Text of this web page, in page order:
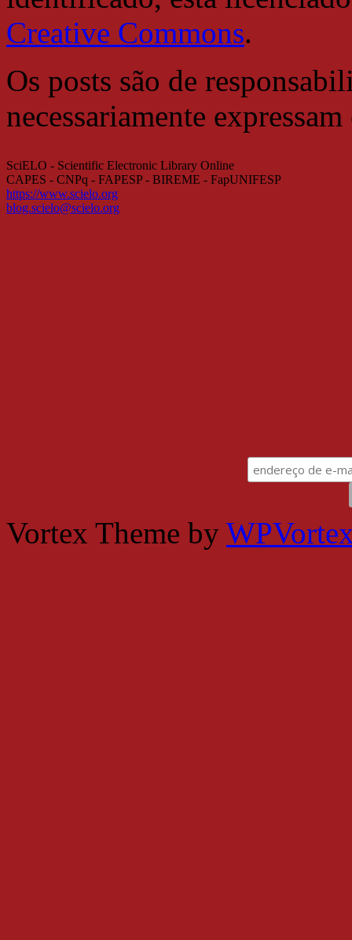
Creative Commons.
Os posts são de
necessariamente
SciELO - Scientific Electronic Library Online
CAPES - CNPq - FAPESP - BIREME - FapUNIFESP
https://www.scielo.org
blog.scielo@scielo.org
Vortex Theme by